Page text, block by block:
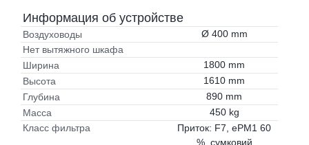
Информация об устройстве
Воздуховоды
Ø 400 mm
Нет вытяжного шкафа
Ширина
1800 mm
Высота
1610 mm
Глубина
890 mm
Масса
450 kg
Класс фильтра
Приток: F7, ePM1 60
%, сумковий